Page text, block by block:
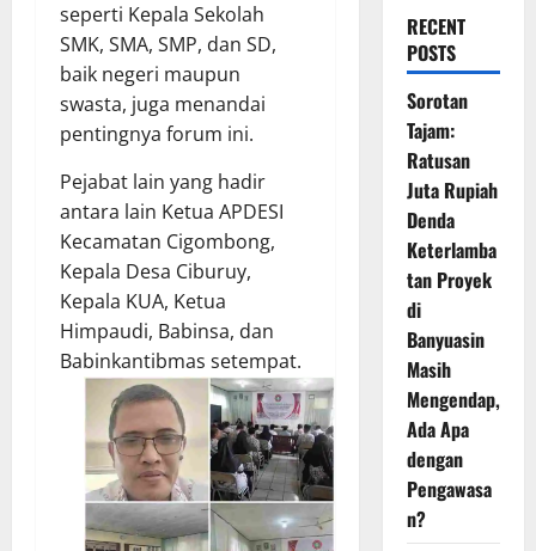
seperti Kepala Sekolah
SMK, SMA, SMP, dan SD,
baik negeri maupun
swasta, juga menandai
pentingnya forum ini.
Pejabat lain yang hadir
antara lain Ketua APDESI
Kecamatan Cigombong,
Kepala Desa Ciburuy,
Kepala KUA, Ketua
Himpaudi, Babinsa, dan
Babinkantibmas setempat.
RECENT
POSTS
Sorotan
Tajam:
Ratusan
Juta Rupiah
Denda
Keterlamba
tan Proyek
di
Banyuasin
Masih
Mengendap,
Ada Apa
dengan
Pengawasa
n?